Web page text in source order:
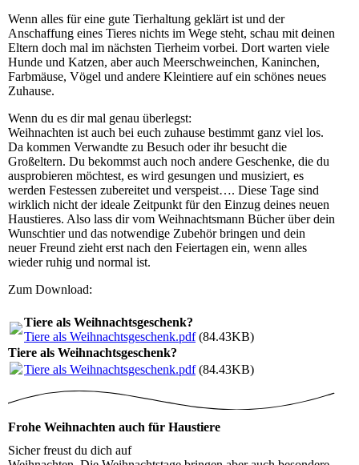
Wenn alles für eine gute Tierhaltung geklärt ist und der
Anschaffung eines Tieres nichts im Wege steht, schau mit deinen
Eltern doch mal im nächsten Tierheim vorbei. Dort warten viele
Hunde und Katzen, aber auch Meerschweinchen, Kaninchen,
Farbmäuse, Vögel und andere Kleintiere auf ein schönes neues
Zuhause.
Wenn du es dir mal genau überlegst:
Weihnachten ist auch bei euch zuhause bestimmt ganz viel los.
Da kommen Verwandte zu Besuch oder ihr besucht die
Großeltern. Du bekommst auch noch andere Geschenke, die du
ausprobieren möchtest, es wird gesungen und musiziert, es
werden Festessen zubereitet und verspeist…. Diese Tage sind
wirklich nicht der ideale Zeitpunkt für den Einzug deines neuen
Haustieres. Also lass dir vom Weihnachtsmann Bücher über dein
Wunschtier und das notwendige Zubehör bringen und dein
neuer Freund zieht erst nach den Feiertagen ein, wenn alles
wieder ruhig und normal ist.
Zum Download:
Tiere als Weihnachtsgeschenk?
Tiere als Weihnachtsgeschenk.pdf(84.43KB)
Tiere als Weihnachtsgeschenk?
Tiere als Weihnachtsgeschenk.pdf(84.43KB)
Frohe Weihnachten auch für Haustiere
Sicher freust du dich auf